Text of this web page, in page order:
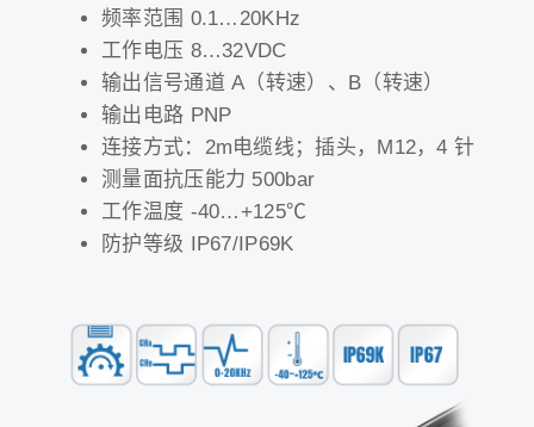
频率范围 0.1…20KHz
工作电压 8…32VDC
输出信号通道 A（转速）、B（转速）
输出电路 PNP
连接方式：2m电缆线；插头，M12，4 针
测量面抗压能力 500bar
工作温度 -40…+125℃
防护等级 IP67/IP69K